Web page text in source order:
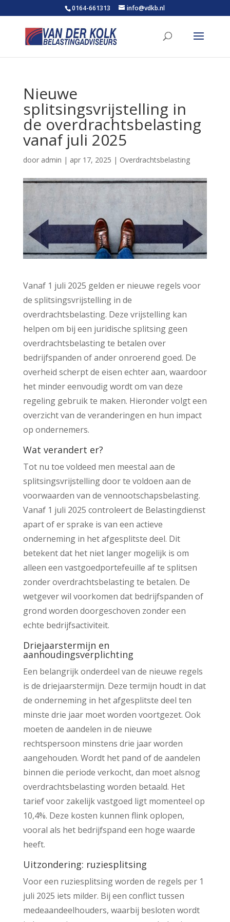
0164-661313 info@vdkb.nl
Nieuwe
splitsingsvrijstelling in
de overdrachtsbelasting
vanaf juli 2025
door admin | apr 17, 2025 | Overdrachtsbelasting
Vanaf 1 juli 2025 gelden er nieuwe regels voor
de splitsingsvrijstelling in de
overdrachtsbelasting. Deze vrijstelling kan
helpen om bij een juridische splitsing geen
overdrachtsbelasting te betalen over
bedrijfspanden of ander onroerend goed. De
overheid scherpt de eisen echter aan, waardoor
het minder eenvoudig wordt om van deze
regeling gebruik te maken. Hieronder volgt een
overzicht van de veranderingen en hun impact
op ondernemers.
Wat verandert er?
Tot nu toe voldeed men meestal aan de
splitsingsvrijstelling door te voldoen aan de
voorwaarden van de vennootschapsbelasting.
Vanaf 1 juli 2025 controleert de Belastingdienst
apart of er sprake is van een actieve
onderneming in het afgesplitste deel. Dit
betekent dat het niet langer mogelijk is om
alleen een vastgoedportefeuille af te splitsen
zonder overdrachtsbelasting te betalen. De
wetgever wil voorkomen dat bedrijfspanden of
grond worden doorgeschoven zonder een
echte bedrijfsactiviteit.
Driejaarstermijn en
aanhoudingsverplichting
Een belangrijk onderdeel van de nieuwe regels
is de driejaarstermijn. Deze termijn houdt in dat
de onderneming in het afgesplitste deel ten
minste drie jaar moet worden voortgezet. Ook
moeten de aandelen in de nieuwe
rechtspersoon minstens drie jaar worden
aangehouden. Wordt het pand of de aandelen
binnen die periode verkocht, dan moet alsnog
overdrachtsbelasting worden betaald. Het
tarief voor zakelijk vastgoed ligt momenteel op
10,4%. Deze kosten kunnen flink oplopen,
vooral als het bedrijfspand een hoge waarde
heeft.
Uitzondering: ruziesplitsing
Voor een ruziesplitsing worden de regels per 1
juli 2025 iets milder. Bij een conflict tussen
medeaandeelhouders, waarbij besloten wordt